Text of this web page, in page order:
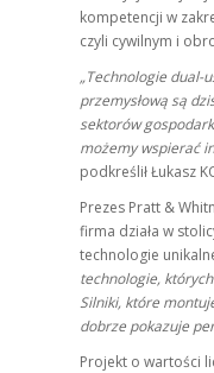
kompetencji w
czyli cywilnym i
„Technologie dual-
przemysłową są
sektorów
możemy wspierać
podkreślił Łukasz
Prezes Pratt &
firma działa w
technologie
technologie,
Silniki, które
dobrze pokazuje
Projekt o wartości